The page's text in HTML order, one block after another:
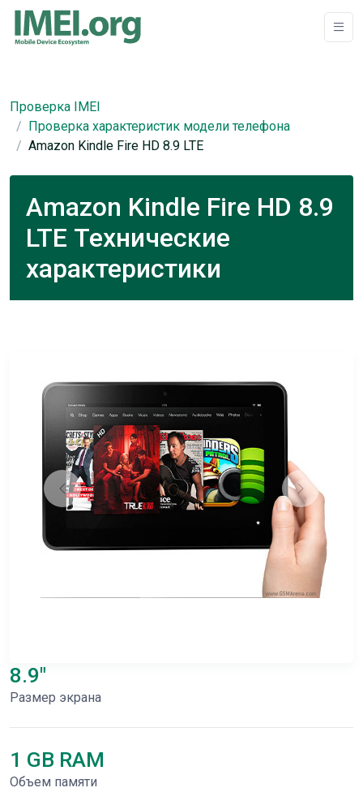
Проверка IMEI
Проверка характеристик модели телефона
Amazon Kindle Fire HD 8.9 LTE
Amazon Kindle Fire HD 8.9
LTE Технические
характеристики
8.9"
Размер экрана
1 GB RAM
Объем памяти